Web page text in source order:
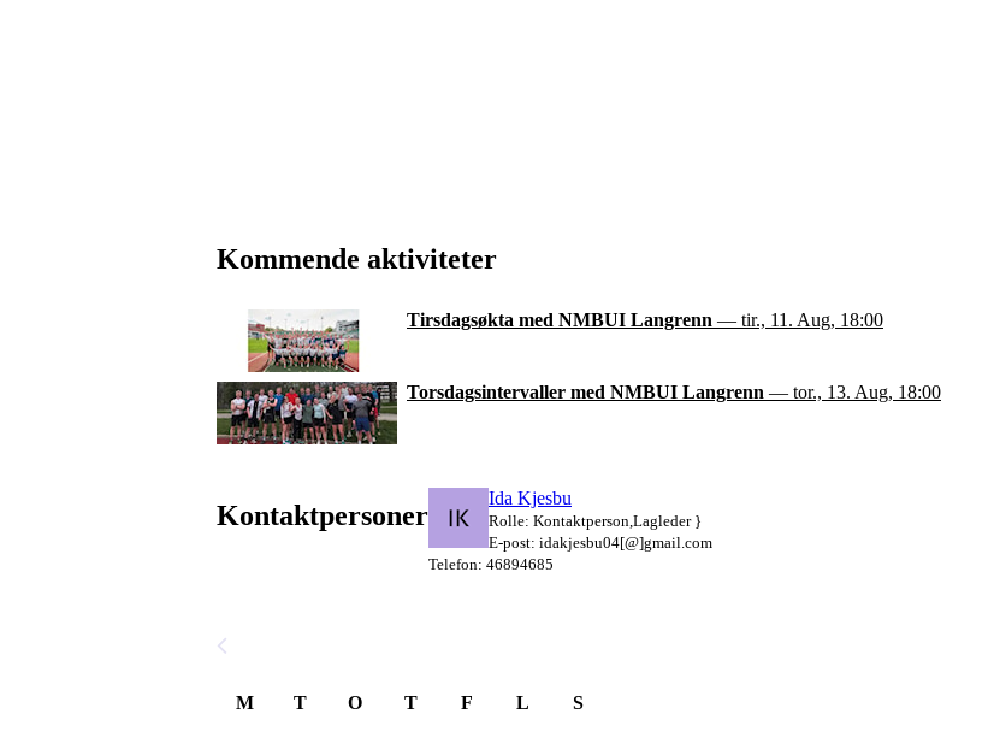
Kommende aktiviteter
Tirsdagsøkta med NMBUI Langrenn — tir., 11. Aug, 18:00
Torsdagsintervaller med NMBUI Langrenn — tor., 13. Aug, 18:00
Kontaktpersoner
Ida Kjesbu
Rolle: Kontaktperson,Lagleder }
E-post: idakjesbu04[@]gmail.com
Telefon: 46894685
M T O T F L S